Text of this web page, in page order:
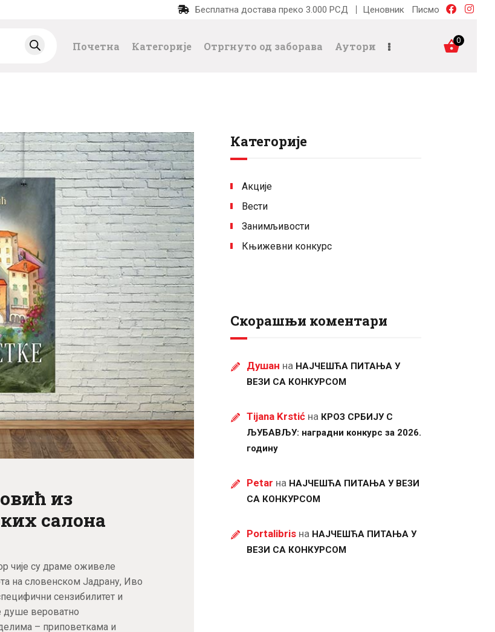
Бесплатна достава преко 3.000 РСД Ценовник Писмо
Почетна Категорије Отргнуто од заборава Аутори 0
КЊИГЕ
ОД
из
салона
чије су драме оживеле
на словенском Јадрану, Иво
сензибилитет и
душе вероватно
– приповеткама и
Категорије
Акције
Вести
Занимљивости
Књижевни конкурс
Скорашњи коментари
Душан на НАЈЧЕШЋА ПИТАЊА У
ВЕЗИ СА КОНКУРСОМ
Tijana Krstić на КРОЗ СРБИЈУ С
ЉУБАВЉУ: наградни конкурс за 2026.
годину
Petar на НАЈЧЕШЋА ПИТАЊА У ВЕЗИ
СА КОНКУРСОМ
Portalibris на НАЈЧЕШЋА ПИТАЊА У
ВЕЗИ СА КОНКУРСОМ